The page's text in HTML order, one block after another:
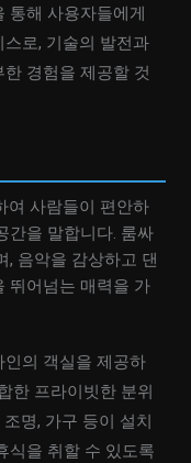
통해 사용자들에게
로, 기술의 발전과
경험을 제공할 것
여 사람들이 편안하
간을 말합니다. 룸싸
, 음악을 감상하고 댄
뛰어넘는 매력을 가
의 객실을 제공하
한 프라이빗한 분위
명, 가구 등이 설치
식을 취할 수 있도록